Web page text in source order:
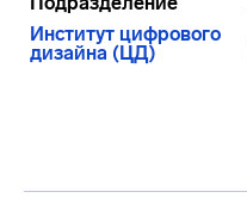
Институт цифрового
дизайна (ЦД)